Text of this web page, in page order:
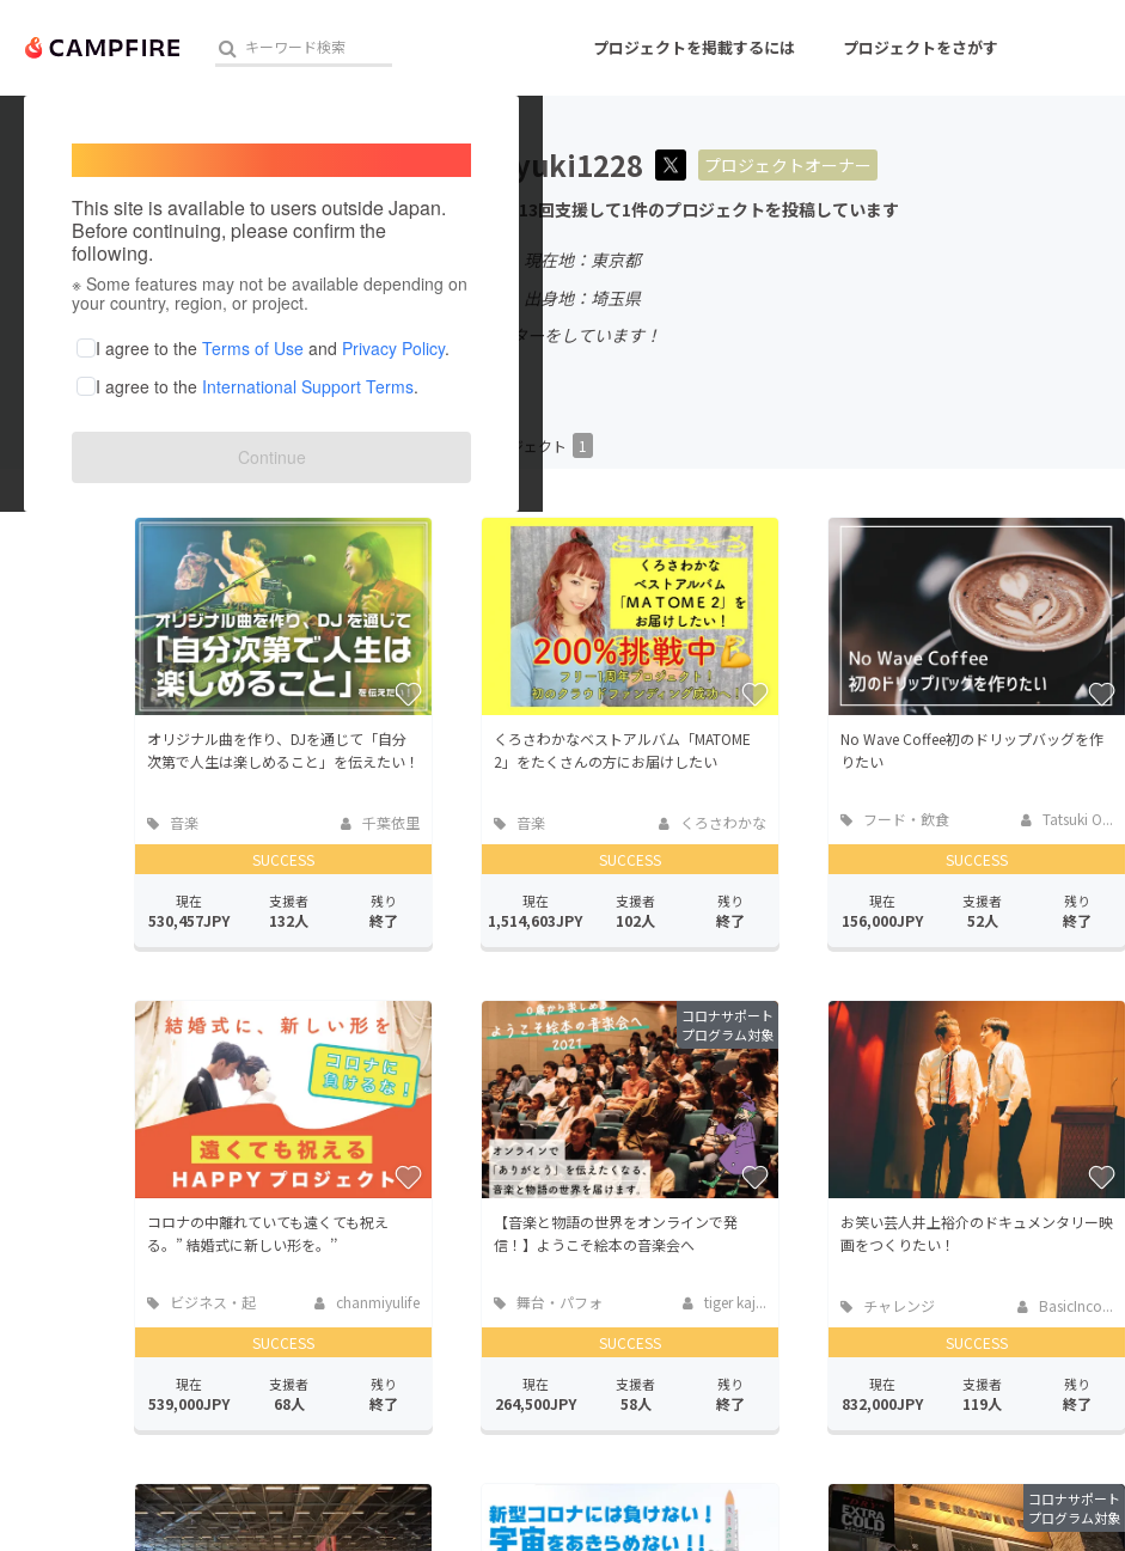
プロジェクトを掲載するには プロジェクトをさがす
人気のプロジェクト 注目のリターン 注目の新着プロジェクト 募集終了が近いプロジェクト
アート・写真 音楽
テクノロジー・ガジェット
ゲーム・サービス開発
映像・映画
ビジネス・起業
チャレンジ
まちづくり・地域活性化
CAMPFIRE for Social Good
CAMPFIRE Creation
CAMPFIREふるさと納税
machi-ya コミュニティ
This site is available to users outside Japan.
Before continuing, please confirm the
following.
※ Some features may not be available depending on
your country, region, or project.
I agree to the Terms of Use and Privacy Policy.
I agree to the International Support Terms.
Continue
tunodayuki1228
プロジェクトオーナー
これまでに13回支援して1件のプロジェクトを投稿しています
現在地：東京都
出身国：日本
出身地：埼玉県
東京都でライターをしています！
プロジェクト 1
オリジナル曲を作り、DJを通じて「自分
次第で人生は楽しめること」を伝えたい！
音楽
千葉依里
SUCCESS
現在
530,457JPY
支援者
132人
残り
終了
くろさわかなベストアルバム「MATOME
2」をたくさんの方にお届けしたい
音楽
くろさわかな
SUCCESS
現在
1,514,603JPY
支援者
102人
残り
終了
No Wave Coffee初のドリップバッグを作
りたい
フード・飲食
Tatsuki O...
SUCCESS
現在
156,000JPY
支援者
52人
残り
終了
コロナの中離れていても遠くても祝え
る。” 結婚式に新しい形を。’’
ビジネス・起
chanmiyulife
SUCCESS
現在
539,000JPY
支援者
68人
残り
終了
コロナサポート
プログラム対象
【音楽と物語の世界をオンラインで発
信！】ようこそ絵本の音楽会へ
舞台・パフォ
tiger kaj...
SUCCESS
現在
264,500JPY
支援者
58人
残り
終了
お笑い芸人井上裕介のドキュメンタリー映
画をつくりたい！
チャレンジ
BasicInco...
SUCCESS
現在
832,000JPY
支援者
119人
残り
終了
コロナサポート
プログラム対象